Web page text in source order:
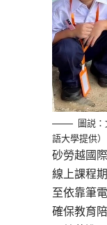
圖説
語大學提供）
砂勞越國
線上課程
至依靠筆
確保教育